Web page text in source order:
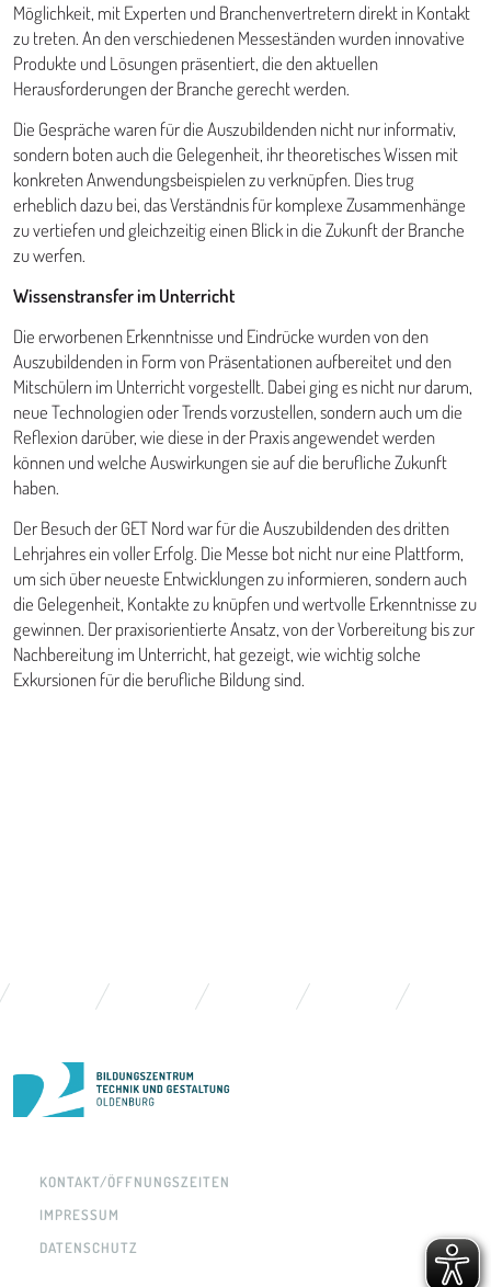
Möglichkeit, mit Experten und Branchenvertretern direkt in Kontakt
zu treten. An den verschiedenen Messeständen wurden innovative
Produkte und Lösungen präsentiert, die den aktuellen
Herausforderungen der Branche gerecht werden.
Die Gespräche waren für die Auszubildenden nicht nur informativ,
sondern boten auch die Gelegenheit, ihr theoretisches Wissen mit
konkreten Anwendungsbeispielen zu verknüpfen. Dies trug
erheblich dazu bei, das Verständnis für komplexe Zusammenhänge
zu vertiefen und gleichzeitig einen Blick in die Zukunft der Branche
zu werfen.
Wissenstransfer im Unterricht
Die erworbenen Erkenntnisse und Eindrücke wurden von den
Auszubildenden in Form von Präsentationen aufbereitet und den
Mitschülern im Unterricht vorgestellt. Dabei ging es nicht nur darum,
neue Technologien oder Trends vorzustellen, sondern auch um die
Reflexion darüber, wie diese in der Praxis angewendet werden
können und welche Auswirkungen sie auf die berufliche Zukunft
haben.
Der Besuch der GET Nord war für die Auszubildenden des dritten
Lehrjahres ein voller Erfolg. Die Messe bot nicht nur eine Plattform,
um sich über neueste Entwicklungen zu informieren, sondern auch
die Gelegenheit, Kontakte zu knüpfen und wertvolle Erkenntnisse zu
gewinnen. Der praxisorientierte Ansatz, von der Vorbereitung bis zur
Nachbereitung im Unterricht, hat gezeigt, wie wichtig solche
Exkursionen für die berufliche Bildung sind.
KONTAKT/ÖFFNUNGSZEITEN
IMPRESSUM
DATENSCHUTZ